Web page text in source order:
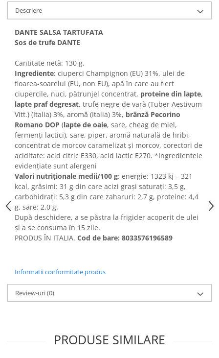
Bere italiana
Vinuri italiene
Bauturi aperitive, alcoolice
Sucuri si bauturi racoritoare
Ceai
Panettone cozonac italian,
Pandoro si Balocco
Produse fara gluten
Produse de panificatie
Produse de patiserie
Descriere
DANTE SALSA TARTUFATA
Sos de trufe DANTE
Cantitate netă: 130 g.
Ingrediente: ciuperci Champignon (EU) 31%, ulei de
floarea-soarelui (EU, non EU), apă în care au fiert
ciupercile, nuci, pătrunjel concentrat, proteine din lapte,
lapte praf degresat, trufe negre de vară (Tuber Aestivum
Vitt.) (Italia) 3%, aromă (Italia) 3%, brânză Pecorino
Romano DOP (lapte de oaie, sare, cheag de miel,
fermenți lactici), sare, piper, aromă naturală de hribi,
concentrat de morcov caramelizat și morcov, corectori de
aciditate: acid citric E330, acid lactic E270. *Ingredientele
evidențiate sunt alergeni
Valori nutriționale medii/100 g: energie: 1323 kj – 321
kcal, grăsimi: 31 g din care acizi grași saturați: 3,5 g,
carbohidrați: 5,3 g din care zaharuri: 2,7 g, proteine: 4,4
g, sare: 2,0 g.
După deschidere, a se păstra la frigider acoperit de ulei
și a se consuma în 15 zile.
PRODUS ÎN ITALIA. Cod de bare: 8033576196589
Informatii conformitate produs
Review-uri(0)
PRODUSE SIMILARE